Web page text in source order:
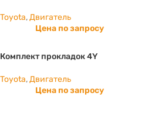
Toyota,Двигатель
Цена по запросу
Комплект прокладок 4Y
Toyota,Двигатель
Цена по запросу